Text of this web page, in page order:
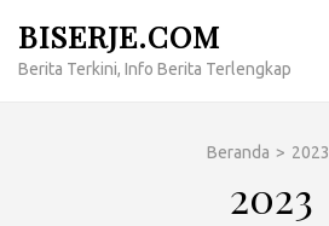
konten
BISERJE.COM
Berita Terkini, Info Berita Terlengkap
Beranda > 2023
2023